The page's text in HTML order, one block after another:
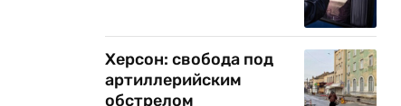
Херсон: свобода под
артиллерийским
обстрелом